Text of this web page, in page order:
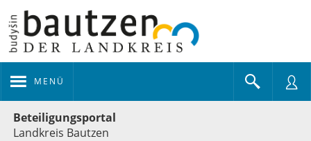
MENÜ
Beteiligungsportal
Landkreis Bautzen